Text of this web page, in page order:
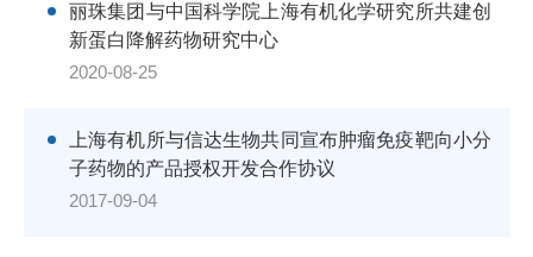
丽珠集团与中国科学院上海有机化学研究所共建创
新蛋白降解药物研究中心
2020-08-25
上海有机所与信达生物共同宣布肿瘤免疫靶向小分
子药物的产品授权开发合作协议
2017-09-04